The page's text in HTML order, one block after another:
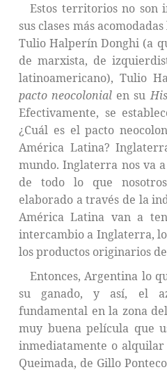
Estos territorios no son
sus clases más
Tulio Halperín Donghi (a
de marxista, de
latinoamericano), Tulio
pacto neocolonial en su
Efectivamente, se
¿Cuál es el pacto
América Latina?
mundo. Inglaterra nos va
de todo lo que
elaborado a través de la
América Latina van a
intercambio a Inglaterra,
los productos originarios
Entonces, Argentina lo
su ganado, y así, el
fundamental en la zona
muy buena película que
inmediatamente o
Queimada, de Gillo